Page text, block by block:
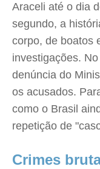
Araceli até o dia
segundo, a
corpo, de boatos
investigações.
denúncia do
os acusados.
como o Brasil
repetição de
Crimes